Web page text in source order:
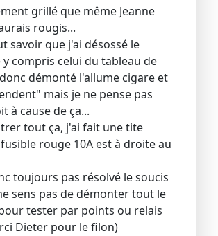
grillé que même Jeanne
rougis...
savoir que j'ai désossé le
y compris celui du tableau de
démonté l'allume cigare et
mais je ne pense pas
à cause de ça...
tout ça, j'ai fait une tite
rouge 10A est à droite au
toujours pas résolvé le soucis
sens pas de démonter tout le
tester par points ou relais
Dieter pour le filon)